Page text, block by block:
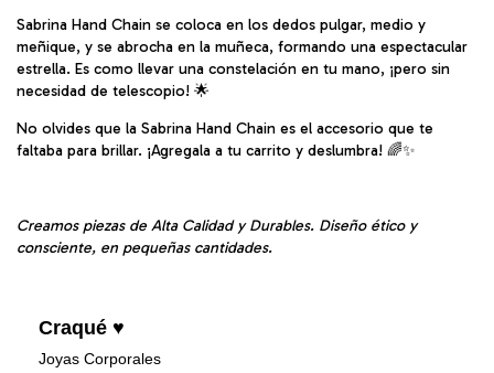
Sabrina Hand Chain se coloca en los dedos pulgar, medio y
meñique, y se abrocha en la muñeca, formando una espectacular
estrella. Es como llevar una constelación en tu mano, ¡pero sin
necesidad de telescopio! 🌟
No olvides que la Sabrina Hand Chain es el accesorio que te
faltaba para brillar. ¡Agregala a tu carrito y deslumbra! 🌈✨
Creamos piezas de Alta Calidad y Durables. Diseño ético y
consciente, en pequeñas cantidades.
Craqué ♥
Joyas Corporales